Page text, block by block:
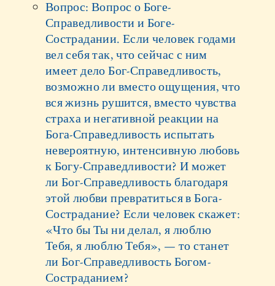
Вопрос: Вопрос о Боге-
Справедливости и Боге-
Сострадании. Если человек годами
вел себя так, что сейчас с ним
имеет дело Бог-Справедливость,
возможно ли вместо ощущения, что
вся жизнь рушится, вместо чувства
страха и негативной реакции на
Бога-Справедливость испытать
невероятную, интенсивную любовь
к Богу-Справедливости? И может
ли Бог-Справедливость благодаря
этой любви превратиться в Бога-
Сострадание? Если человек скажет:
«Что бы Ты ни делал, я люблю
Тебя, я люблю Тебя», — то станет
ли Бог-Справедливость Богом-
Состраданием?